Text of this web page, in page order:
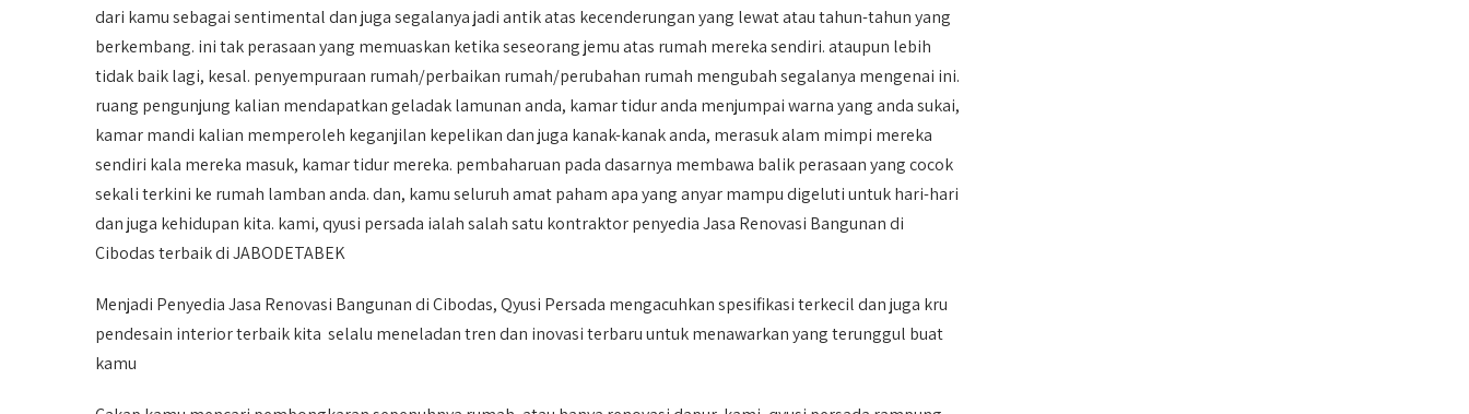
dari kamu sebagai sentimental dan juga segalanya jadi antik atas kecenderungan yang lewat atau tahun-tahun yang
berkembang. ini tak perasaan yang memuaskan ketika seseorang jemu atas rumah mereka sendiri. ataupun lebih
tidak baik lagi, kesal. penyempuraan rumah/perbaikan rumah/perubahan rumah mengubah segalanya mengenai ini.
ruang pengunjung kalian mendapatkan geladak lamunan anda, kamar tidur anda menjumpai warna yang anda sukai,
kamar mandi kalian memperoleh keganjilan kepelikan dan juga kanak-kanak anda, merasuk alam mimpi mereka
sendiri kala mereka masuk, kamar tidur mereka. pembaharuan pada dasarnya membawa balik perasaan yang cocok
sekali terkini ke rumah lamban anda. dan, kamu seluruh amat paham apa yang anyar mampu digeluti untuk hari-hari
dan juga kehidupan kita. kami, qyusi persada ialah salah satu kontraktor penyedia Jasa Renovasi Bangunan di
Cibodas terbaik di JABODETABEK
Menjadi Penyedia Jasa Renovasi Bangunan di Cibodas, Qyusi Persada mengacuhkan spesifikasi terkecil dan juga kru
pendesain interior terbaik kita selalu meneladan tren dan inovasi terbaru untuk menawarkan yang terunggul buat
kamu